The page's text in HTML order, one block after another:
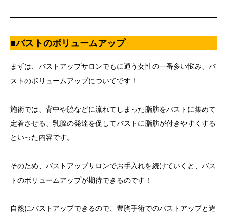
■バストのボリュームアップ
まずは、バストアップサロンでもに通う女性の一番多い悩み、バ
ストのボリュームアップについてです！
施術では、背中や脇などに流れてしまった脂肪をバストに集めて
定着させる、乳腺の発達を促してバストに脂肪が付きやすくする
といった内容です。
そのため、バストアップサロンでお手入れを続けていくと、バス
トのボリュームアップが期待できるのです！
自然にバストアップできるので、豊胸手術でのバストアップと違